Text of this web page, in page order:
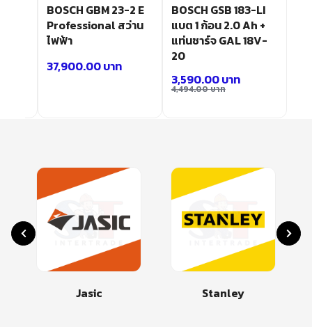
BOSCH GBM 23-2 E
Professional สว่าน
ไฟฟ้า
37,900.00บาท
BOSCH GSB 183-LI
แบต 1 ก้อน 2.0 Ah +
แท่นชาร์จ GAL 18V-
20
4,494.00บาท
3,590.00บาท
Jasic Stanley